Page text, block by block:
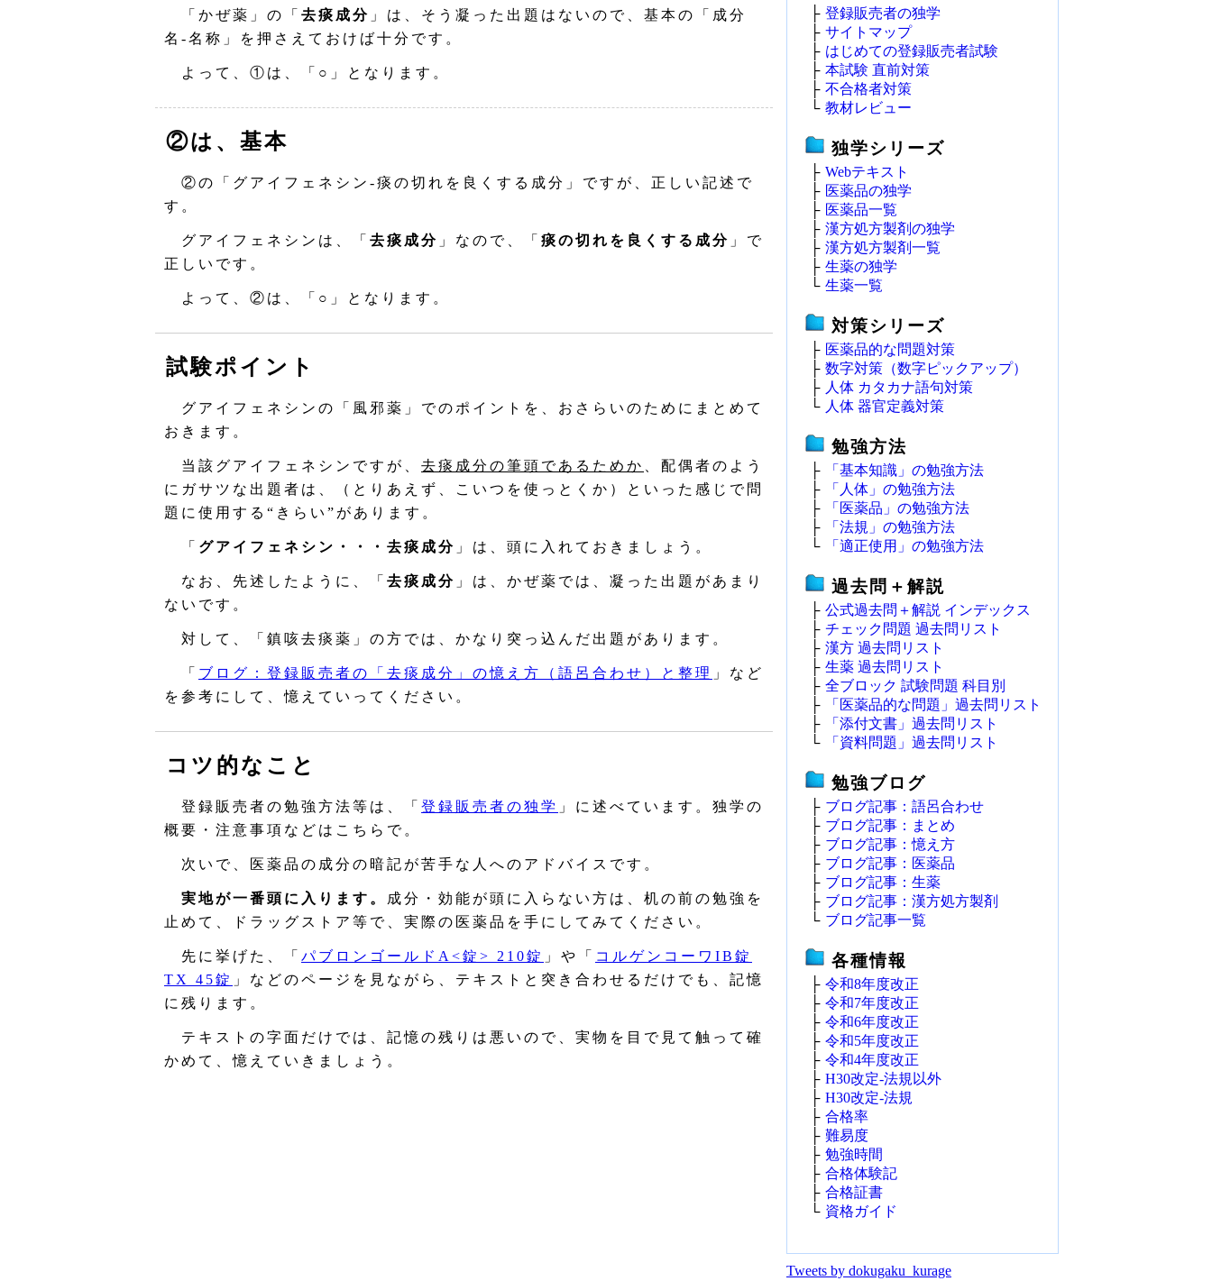
「かぜ薬」の「 去痰成分 」は、そう凝った出題はないので、基本の「成分
名‐名称」を押さえておけば十分です。
よって、①は、「○」となります。
②は、基本
②の「グアイフェネシン‐痰の切れを良くする成分」ですが、正しい記述で
す。
グアイフェネシンは、「 去痰成分 」なので、「 痰の切れを良くする成分 」で
正しいです。
よって、②は、「○」となります。
試験ポイント
グアイフェネシンの「風邪薬」でのポイントを、おさらいのためにまとめて
おきます。
当該グアイフェネシンですが、 去痰成分の筆頭であるためか
、配偶者のよう
にガサツな出題者は、（とりあえず、こいつを使っとくか）といった感じで問
題に使用する“きらい”があります。
「 グアイフェネシン・・・去痰成分 」は、頭に入れておきましょう。
なお、先述したように、「 去痰成分 」は、かぜ薬では、凝った出題があまり
ないです。
対して、「鎮咳去痰薬」の方では、かなり突っ込んだ出題があります。
「 ブログ：登録販売者の「去痰成分」の憶え方（語呂合わせ）と整理 」など
を参考にして、憶えていってください。
コツ的なこと
登録販売者の勉強方法等は、「 登録販売者の独学 」に述べています。独学の
概要・注意事項などはこちらで。
次いで、医薬品の成分の暗記が苦手な人へのアドバイスです。
実地が一番頭に入ります。
成分・効能が頭に入らない方は、机の前の勉強を
止めて、ドラッグストア等で、実際の医薬品を手にしてみてください。
先に挙げた、「 パブロンゴールドA<錠> 210錠 」や「
コルゲンコーワIB錠
TX 45錠 」などのページを見ながら、テキストと突き合わせるだけでも、記憶
に残ります。
テキストの字面だけでは、記憶の残りは悪いので、実物を目で見て触って確
かめて、憶えていきましょう。
├ 登録販売者の独学
├ サイトマップ
├ はじめての登録販売者試験
├ 本試験 直前対策
├ 不合格者対策
└ 教材レビュー
独学シリーズ
├ Webテキスト
├ 医薬品の独学
├ 医薬品一覧
├ 漢方処方製剤の独学
├ 漢方処方製剤一覧
├ 生薬の独学
└ 生薬一覧
対策シリーズ
├ 医薬品的な問題対策
├ 数字対策（数字ピックアップ）
├ 人体 カタカナ語句対策
└ 人体 器官定義対策
勉強方法
├
「基本知識」の勉強方法
├
「人体」の勉強方法
├
「医薬品」の勉強方法
├
「法規」の勉強方法
└
「適正使用」の勉強方法
過去問＋解説
├ 公式過去問＋解説 インデックス
├ チェック問題 過去問リスト
├ 漢方 過去問リスト
├ 生薬 過去問リスト
├ 全ブロック 試験問題 科目別
├
「医薬品的な問題」過去問リスト
├
「添付文書」過去問リスト
└
「資料問題」過去問リスト
勉強ブログ
├ ブログ記事：語呂合わせ
├ ブログ記事：まとめ
├ ブログ記事：憶え方
├ ブログ記事：医薬品
├ ブログ記事：生薬
├ ブログ記事：漢方処方製剤
└ ブログ記事一覧
各種情報
├ 令和8年度改正
├ 令和7年度改正
├ 令和6年度改正
├ 令和5年度改正
├ 令和4年度改正
├ H30改定‐法規以外
├ H30改定‐法規
├ 合格率
├ 難易度
├ 勉強時間
├ 合格体験記
├ 合格証書
└ 資格ガイド
Tweets by dokugaku_kurage